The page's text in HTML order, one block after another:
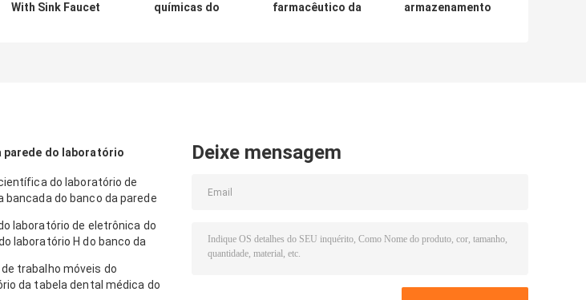
With Sink Faucet
químicas do
farmacêutico da
armazenamento
parede do laboratório
do laboratório de
bancada do banco da parede
laboratório de eletrônica do
laboratório H do banco da
trabalho móveis do
da tabela dental médica do
Deixe mensagem